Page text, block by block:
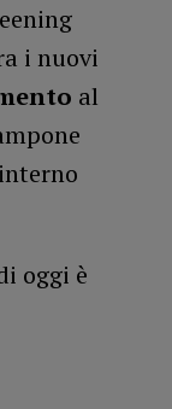
i nuovi
al
oggi è